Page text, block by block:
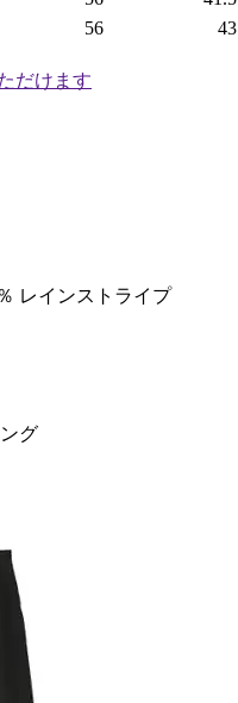
56
43
だけます
レインストライプ
グ